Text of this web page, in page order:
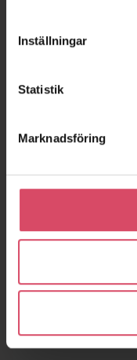
Inställningar
Statistik
Marknadsföring